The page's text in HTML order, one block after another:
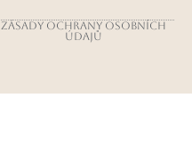
Zásady ochrany osobních
údajů